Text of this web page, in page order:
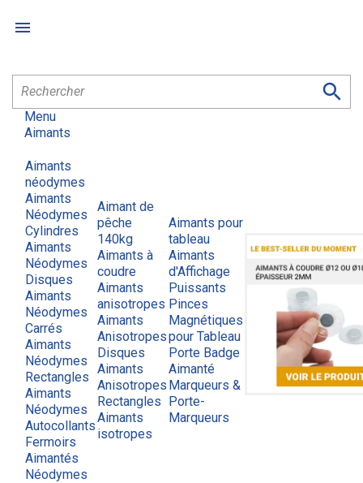


Menu
Aimants
Aimants
néodymes
Aimants
Néodymes
Cylindres
Aimants
Néodymes
Disques
Aimants
Néodymes
Carrés
Aimants
Néodymes
Rectangles
Aimants
Néodymes
Autocollants
Fermoirs
Aimantés
Néodymes
Aimant de
pêche
140kg
Aimants à
coudre
Aimants
anisotropes
Aimants
Anisotropes
Disques
Aimants
Anisotropes
Rectangles
Aimants
isotropes
Aimants pour
tableau
Aimants
d'Affichage
Puissants
Pinces
Magnétiques
pour Tableau
Porte Badge
Aimanté
Marqueurs &
Porte-
Marqueurs